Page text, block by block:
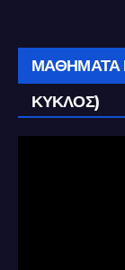
ΜΑΘΗΜΑΤΑ
ΚΥΚΛΟΣ)